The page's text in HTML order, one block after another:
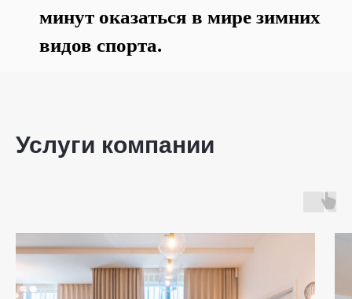
минут оказаться в мире зимних
видов спорта.
Услуги компании